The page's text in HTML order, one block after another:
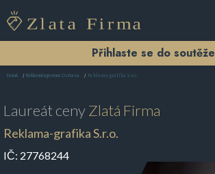
Přihlaste se do soutěže
Domů Reklamní agentura Ostrava Reklama-grafika S.r.o.
Laureát cenyZlatá Firma
Reklama-grafika S.r.o.
IČ: 27768244